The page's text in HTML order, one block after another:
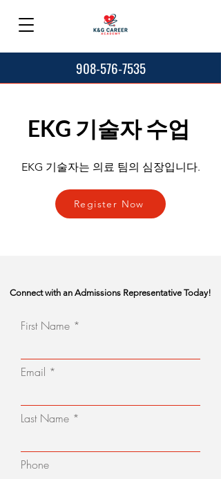
908-576-7535
EKG 기술자 수업
EKG 기술자는 의료 팀의 심장입니다.
Register Now
Connect with an Admissions Representative Today!
First Name
Email
Last Name
Phone